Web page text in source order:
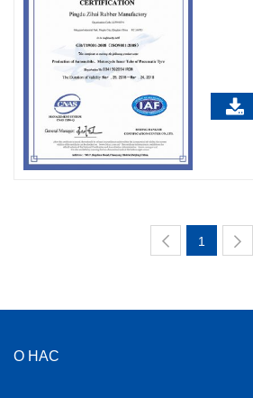
1
О НАС